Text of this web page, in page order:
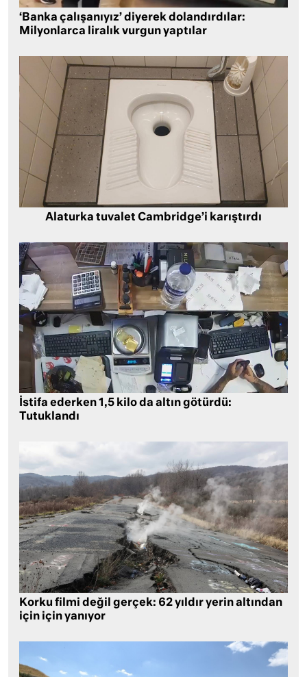
‘Banka çalışanıyız’ diyerek dolandırdılar:
Milyonlarca liralık vurgun yaptılar
Alaturka tuvalet Cambridge’i karıştırdı
İstifa ederken 1,5 kilo da altın götürdü:
Tutuklandı
Korku filmi değil gerçek: 62 yıldır yerin altından
için için yanıyor